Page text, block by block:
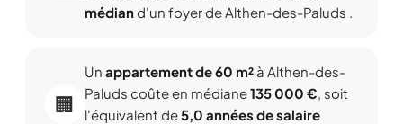
médiand'un foyer de Althen-des-Paluds .
🏢
Un appartement de 60 m² à Althen-des-
Paluds coûte en médiane135 000 €, soit
l'équivalent de5,0 années de salaire